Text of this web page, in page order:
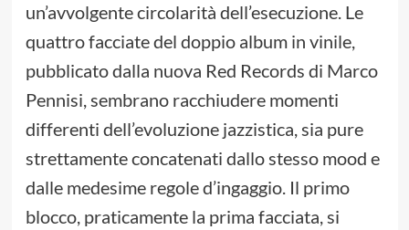
un’avvolgente circolarità dell’esecuzione. Le
quattro facciate del doppio album in vinile,
pubblicato dalla nuova Red Records di Marco
Pennisi, sembrano racchiudere momenti
differenti dell’evoluzione jazzistica, sia pure
strettamente concatenati dallo stesso mood e
dalle medesime regole d’ingaggio. Il primo
blocco, praticamente la prima facciata, si